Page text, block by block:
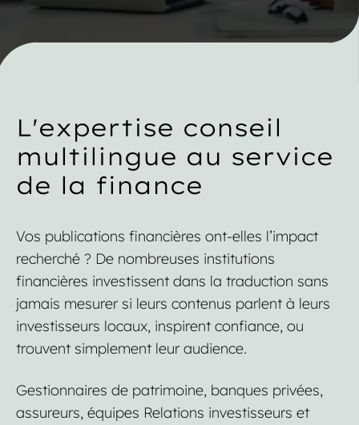
L'expertise conseil
multilingue au service
de la finance
Vos publications financières ont-elles l’impact
recherché ? De nombreuses institutions
financières investissent dans la traduction sans
jamais mesurer si leurs contenus parlent à leurs
investisseurs locaux, inspirent confiance, ou
trouvent simplement leur audience.
Gestionnaires de patrimoine, banques privées,
assureurs, équipes Relations investisseurs et